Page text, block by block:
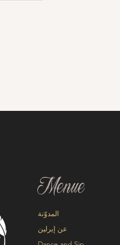
Menue
عن إيرلين